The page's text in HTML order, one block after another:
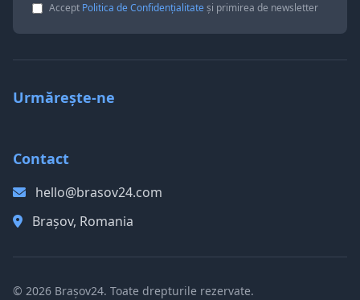
Accept Politica de Confidențialitateși primirea de newsletter
Urmărește-ne
Contact
hello@brasov24.com
Brașov, Romania
© 2026 Brașov24. Toate drepturile rezervate.